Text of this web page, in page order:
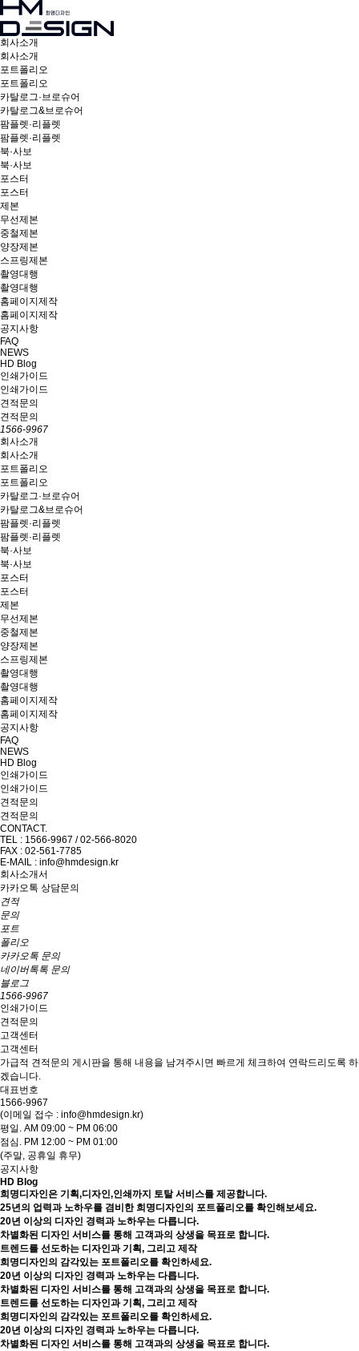
회사소개
회사소개
포트폴리오
포트폴리오
카탈로그·브로슈어
카탈로그&브로슈어
팜플렛·리플렛
팜플렛·리플렛
북·사보
북·사보
포스터
포스터
제본
무선제본
중철제본
양장제본
스프링제본
촬영대행
촬영대행
홈페이지제작
홈페이지제작
공지사항
FAQ
NEWS
HD Blog
인쇄가이드
인쇄가이드
견적문의
견적문의
1566-9967
회사소개
회사소개
포트폴리오
포트폴리오
카탈로그·브로슈어
카탈로그&브로슈어
팜플렛·리플렛
팜플렛·리플렛
북·사보
북·사보
포스터
포스터
제본
무선제본
중철제본
양장제본
스프링제본
촬영대행
촬영대행
홈페이지제작
홈페이지제작
공지사항
FAQ
NEWS
HD Blog
인쇄가이드
인쇄가이드
견적문의
견적문의
CONTACT.
TEL : 1566-9967 / 02-566-8020
FAX : 02-561-7785
E-MAIL : info@hmdesign.kr
회사소개서
카카오톡 상담문의
견적
문의
포트
폴리오
카카오톡 문의
네이버톡톡 문의
블로그
1566-9967
인쇄가이드
견적문의
고객센터
고객센터
가급적 견적문의 게시판을 통해 내용을 남겨주시면 빠르게 체크하여 연락드리도록 하
겠습니다.
대표번호
1566-9967
(이메일 접수 : info@hmdesign.kr)
평일. AM 09:00 ~ PM 06:00
점심. PM 12:00 ~ PM 01:00
(주말, 공휴일 휴무)
공지사항
HD Blog
희명디자인은 기획,디자인,인쇄까지 토탈 서비스를 제공합니다.
25년의 업력과 노하우를 겸비한 희명디자인의 포트폴리오를 확인해보세요.
20년 이상의 디자인 경력과 노하우는 다릅니다.
차별화된 디자인 서비스를 통해 고객과의 상생을 목표로 합니다.
트렌드를 선도하는 디자인과 기획, 그리고 제작
희명디자인의 감각있는 포트폴리오를 확인하세요.
20년 이상의 디자인 경력과 노하우는 다릅니다.
차별화된 디자인 서비스를 통해 고객과의 상생을 목표로 합니다.
트렌드를 선도하는 디자인과 기획, 그리고 제작
희명디자인의 감각있는 포트폴리오를 확인하세요.
20년 이상의 디자인 경력과 노하우는 다릅니다.
차별화된 디자인 서비스를 통해 고객과의 상생을 목표로 합니다.